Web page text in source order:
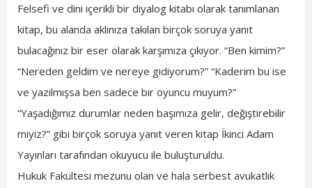
Felsefi ve dini içerikli bir diyalog kitabı olarak tanımlanan
kitap, bu alanda aklınıza takılan birçok soruya yanıt
bulacağınız bir eser olarak karşımıza çıkıyor. “Ben kimim?”
“Nereden geldim ve nereye gidiyorum?” “Kaderim bu ise
ve yazılmışsa ben sadece bir oyuncu muyum?”
“Yaşadığımız durumlar neden başımıza gelir, değiştirebilir
miyiz?” gibi birçok soruya yanıt veren kitap İkinci Adam
Yayınları tarafından okuyucu ile buluşturuldu.
Hukuk Fakültesi mezunu olan ve hala serbest avukatlık